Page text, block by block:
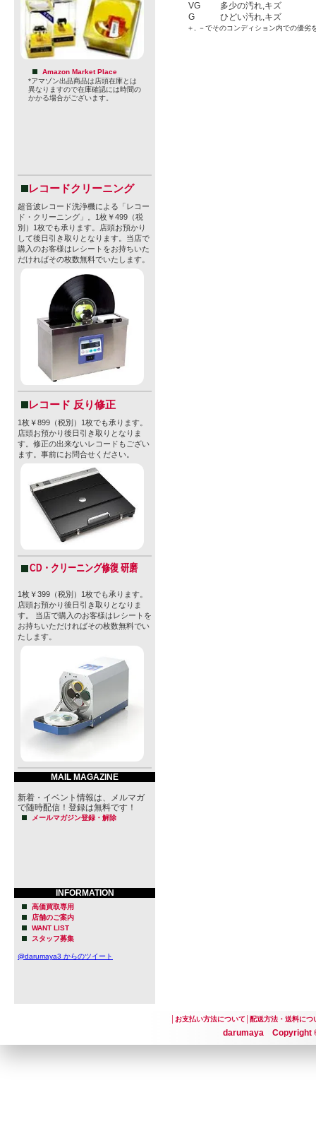
Amazon Market Place
*アマゾン出品商品は店頭在庫とは
異なりますので在庫確認には時間の
かかる場合がございます。
レコードクリーニング
超音波レコード洗浄機による「レコー
ド・クリーニング」。1枚￥499（税
別）1枚でも承ります。店頭お預かり
して後日引き取りとなります。当店で
購入のお客様はレシートをお持ちいた
だければその枚数無料でいたします。
レコード 反り修正
1枚￥899（税別）1枚でも承ります。
店頭お預かり後日引き取りとなりま
す。修正の出来ないレコードもござい
ます。事前にお問合せください。
CD・クリーニング修復 研磨
1枚￥399（税別）1枚でも承ります。
店頭お預かり後日引き取りとなりま
す。 当店で購入のお客様はレシートを
お持ちいただければその枚数無料でい
たします。
MAIL MAGAZINE
新着・イベント情報は、メルマガ
で随時配信！登録は無料です！
メールマガジン登録・解除
INFORMATION
高価買取専用
店舗のご案内
WANT LIST
スタッフ募集
@darumaya3 からのツイート
VG
多少の汚れ,キズ
G
ひどい汚れ,キズ
＋, －でそのコンディション内での優劣
お支払い方法について│ 配送方法・送料につ
darumaya Copyright